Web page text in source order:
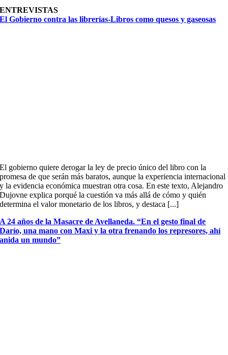
ENTREVISTAS
El Gobierno contra las librerías-Libros como quesos y gaseosas
El gobierno quiere derogar la ley de precio único del libro con la
promesa de que serán más baratos, aunque la experiencia internacional
y la evidencia económica muestran otra cosa. En este texto, Alejandro
Dujovne explica porqué la cuestión va más allá de cómo y quién
determina el valor monetario de los libros, y destaca [...]
A 24 años de la Masacre de Avellaneda. “En el gesto final de
Darío, una mano con Maxi y la otra frenando los represores, ahí
anida un mundo”